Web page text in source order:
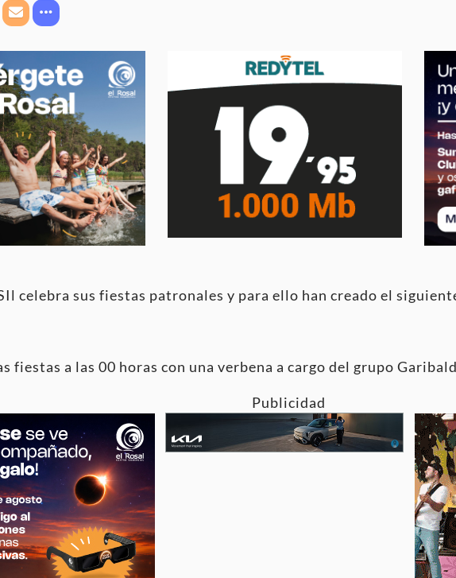
celebra sus fiestas patronales y para ello han creado el
fiestas a las 00 horas con una verbena a cargo del grupo
Publicidad